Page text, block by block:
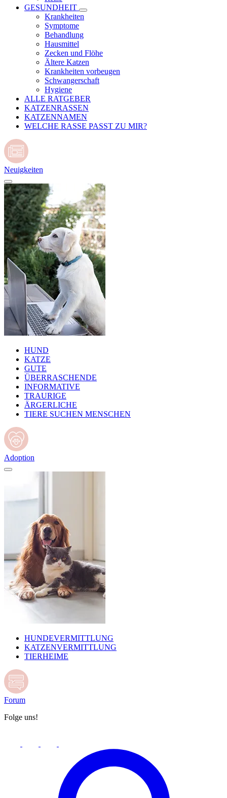
GESUNDHEIT
Krankheiten
Symptome
Behandlung
Hausmittel
Zecken und Flöhe
Ältere Katzen
Krankheiten vorbeugen
Schwangerschaft
Hygiene
ALLE RATGEBER
KATZENRASSEN
KATZENNAMEN
WELCHE RASSE PASST ZU MIR?
Neuigkeiten
HUND
KATZE
GUTE
ÜBERRASCHENDE
INFORMATIVE
TRAURIGE
ÄRGERLICHE
TIERE SUCHEN MENSCHEN
Adoption
HUNDEVERMITTLUNG
KATZENVERMITTLUNG
TIERHEIME
Forum
Folge uns!